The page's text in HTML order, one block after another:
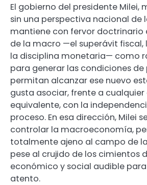
El gobierno del presidente Milei,
sin una perspectiva nacional de
mantiene con fervor doctrinario
de la macro —el superávit fiscal,
la disciplina monetaria— como
para generar las condiciones
permitan alcanzar ese nuevo
gusta asociar, frente a
equivalente, con la
proceso. En esa dirección, Milei
controlar la macroeconomía,
totalmente ajeno al campo de
pese al crujido de los cimientos
económico y social audible
atento.